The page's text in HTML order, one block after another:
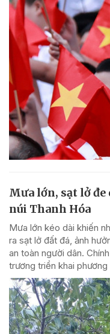
Mưa lớn, sạt lở
núi Thanh Hóa
Mưa lớn kéo dài khiến
ra sạt lở đất đá, ảnh
an toàn người dân.
trương triển khai phương